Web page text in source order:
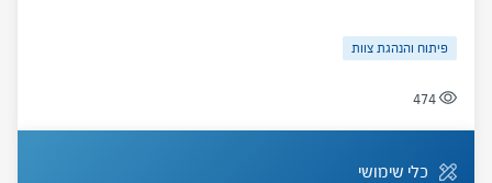
פיתוח והנהגת צוות
474
כלי שימושי